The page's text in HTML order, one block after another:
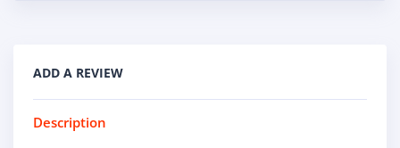
ADD A REVIEW
Description